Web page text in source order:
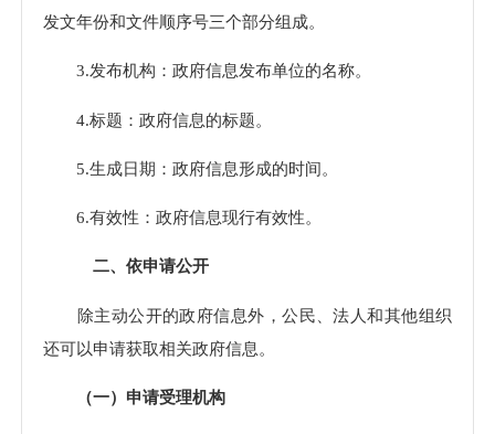
发文年份和文件顺序号三个部分组成。
3.发布机构：政府信息发布单位的名称。
4.标题：政府信息的标题。
5.生成日期：政府信息形成的时间。
6.有效性：政府信息现行有效性。
二、依申请公开
除主动公开的政府信息外，公民、法人和其他组织
还可以申请获取相关政府信息。
（一）申请受理机构